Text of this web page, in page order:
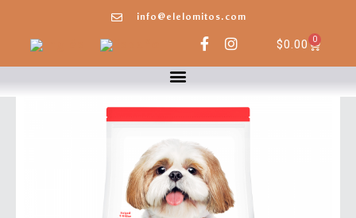
info@elelomitos.com
$0.00 0